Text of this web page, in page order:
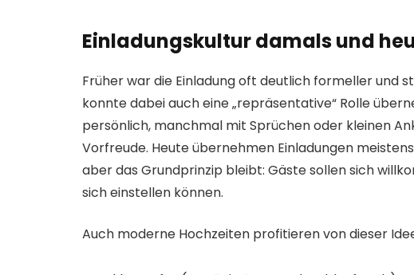
Einladungskultur damals und
Früher war die Einladung oft deutlich formeller und
konnte dabei auch eine „repräsentative“ Rolle
persönlich, manchmal mit Sprüchen oder kleinen
Vorfreude. Heute übernehmen Einladungen
aber das Grundprinzip bleibt: Gäste sollen sich
sich einstellen können.
Auch moderne Hochzeiten profitieren von dieser